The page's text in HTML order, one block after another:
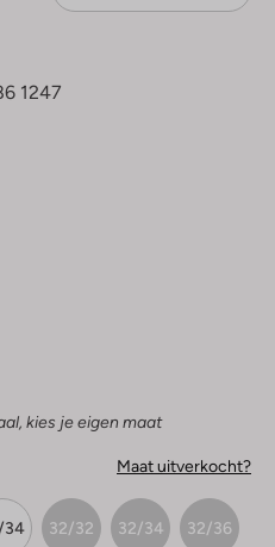
1247
kies je eigen maat
Maat uitverkocht?
34 32/32 32/34 32/36